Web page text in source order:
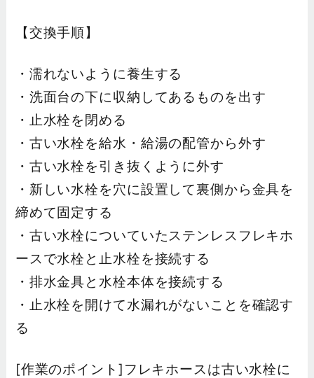
【交換手順】
・濡れないように養生する
・洗面台の下に収納してあるものを出す
・止水栓を閉める
・古い水栓を給水・給湯の配管から外す
・古い水栓を引き抜くように外す
・新しい水栓を穴に設置して裏側から金具を
締めて固定する
・古い水栓についていたステンレスフレキホ
ースで水栓と止水栓を接続する
・排水金具と水栓本体を接続する
・止水栓を開けて水漏れがないことを確認す
る
[作業のポイント]フレキホースは古い水栓に